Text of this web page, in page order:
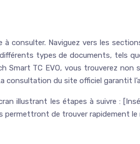
consulter. Naviguez vers les
types de documents, tels
TC EVO, vous trouverez non
consultation du site officiel garantit
illustrant les étapes à suivre :
de trouver rapidement le